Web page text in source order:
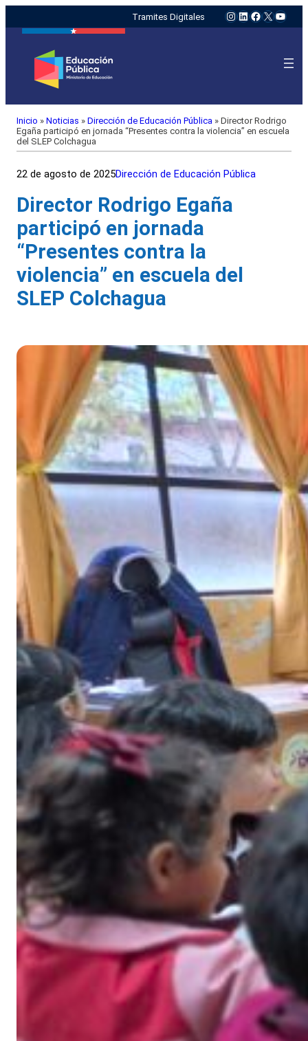
Tramites Digitales Instagram
LinkedIn
Facebook
X
Inicio » Noticias » Dirección de Educación Pública » Director Rodrigo
Egaña participó en jornada “Presentes contra la violencia” en escuela
del SLEP Colchagua
22 de agosto de 2025Dirección de Educación Pública
Director Rodrigo Egaña
participó en jornada
“Presentes contra la
violencia” en escuela del
SLEP Colchagua